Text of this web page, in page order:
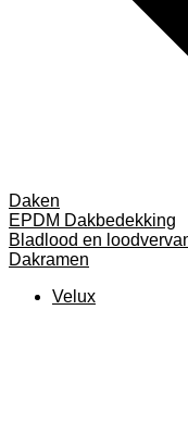
Daken
EPDM Dakbedekking
Bladlood en
Dakramen
Velux